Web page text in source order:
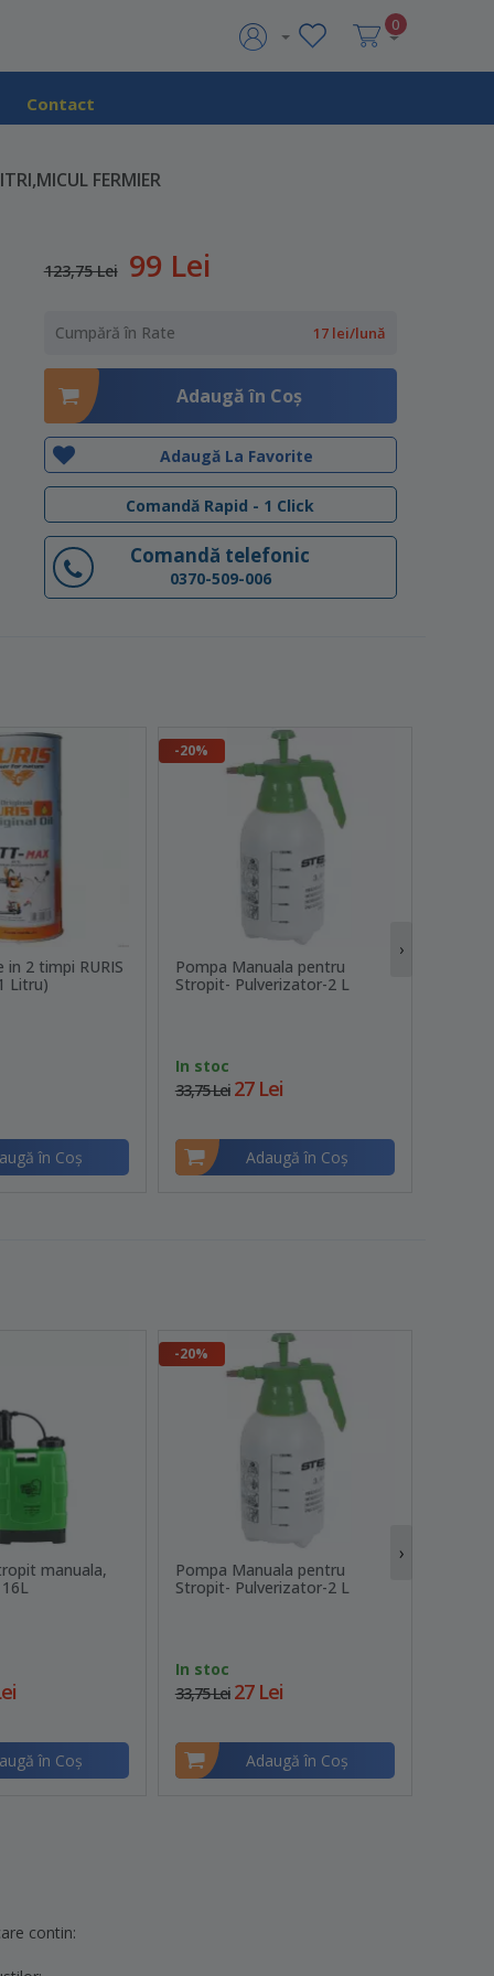
0
Contact
FERMIER
123,75 Lei 99 Lei
Cumpără în Rate 17 lei/lună
Adaugă în Coş
Adaugă La Favorite
Comandă Rapid - 1 Click
Comandă telefonic
0370-509-006
›
in 2 timpi RURIS
Litru)
în Coş
-20%
Pompa Manuala pentru
Stropit- Pulverizator-2 L
In stoc
33,75 Lei 27 Lei
Adaugă în Coş
›
manuala,
în Coş
-20%
Pompa Manuala pentru
Stropit- Pulverizator-2 L
In stoc
33,75 Lei 27 Lei
Adaugă în Coş
contin: